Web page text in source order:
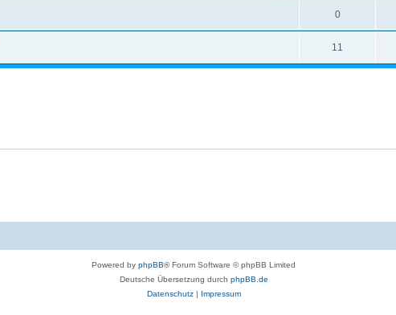
0
11
Powered by phpBB® Forum Software © phpBB Limited
Deutsche Übersetzung durch phpBB.de
Datenschutz| Impressum